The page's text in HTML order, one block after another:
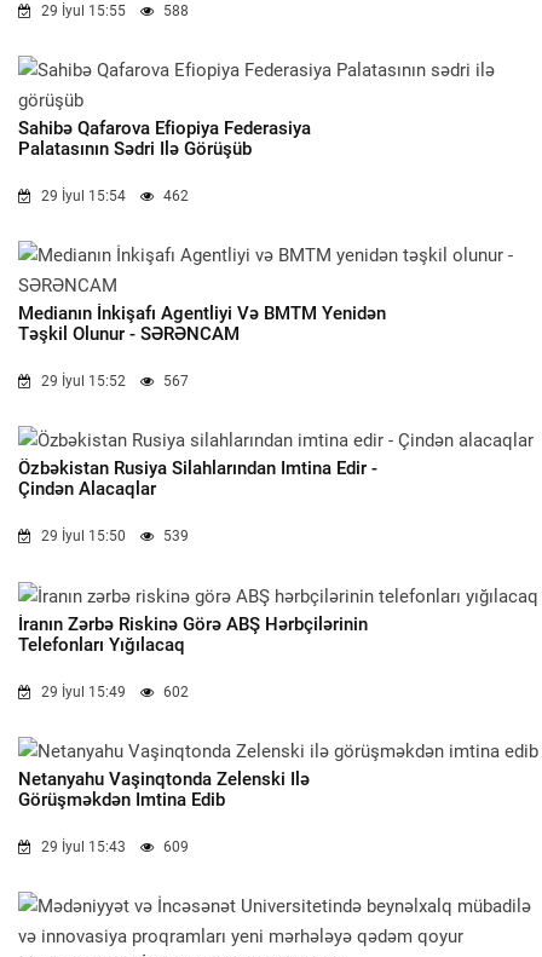
29 İyul 15:55 588
Sahibə Qafarova Efiopiya Federasiya
Palatasının Sədri Ilə Görüşüb
29 İyul 15:54 462
Medianın İnkişafı Agentliyi Və BMTM Yenidən
Təşkil Olunur - SƏRƏNCAM
29 İyul 15:52 567
Özbəkistan Rusiya Silahlarından Imtina Edir -
Çindən Alacaqlar
29 İyul 15:50 539
İranın Zərbə Riskinə Görə ABŞ Hərbçilərinin
Telefonları Yığılacaq
29 İyul 15:49 602
Netanyahu Vaşinqtonda Zelenski Ilə
Görüşməkdən Imtina Edib
29 İyul 15:43 609